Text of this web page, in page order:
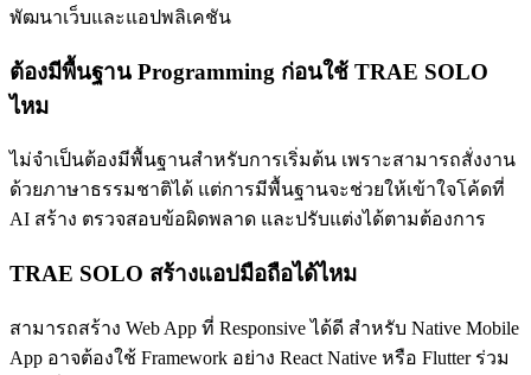
พัฒนาเว็บและแอปพลิเคชัน
ต้องมีพื้นฐาน Programming ก่อนใช้ TRAE SOLO
ไหม
ไม่จำเป็นต้องมีพื้นฐานสำหรับการเริ่มต้น เพราะสามารถสั่งงาน
ด้วยภาษาธรรมชาติได้ แต่การมีพื้นฐานจะช่วยให้เข้าใจโค้ดที่
AI สร้าง ตรวจสอบข้อผิดพลาด และปรับแต่งได้ตามต้องการ
TRAE SOLO สร้างแอปมือถือได้ไหม
สามารถสร้าง Web App ที่ Responsive ได้ดี สำหรับ Native Mobile
App อาจต้องใช้ Framework อย่าง React Native หรือ Flutter ร่วม